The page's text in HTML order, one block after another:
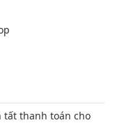
tất thanh toán cho